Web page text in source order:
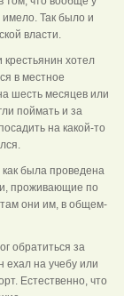
имело. Так было и
власти.
хотел
в местное
шесть месяцев или
поймать и за
на какой-то
была проведена
проживающие по
там они им, в общем-
обратиться за
ехал на учебу или
Естественно, что